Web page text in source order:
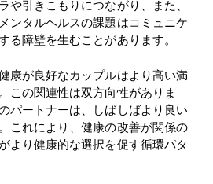
や引きこもりにつながり、また、
ンタルヘルスの課題はコミュニケ
る障壁を生むことがあります。
康が良好なカップルはより高い満
この関連性は双方向性がありま
パートナーは、しばしばより良い
これにより、健康の改善が関係の
より健康的な選択を促す循環パタ